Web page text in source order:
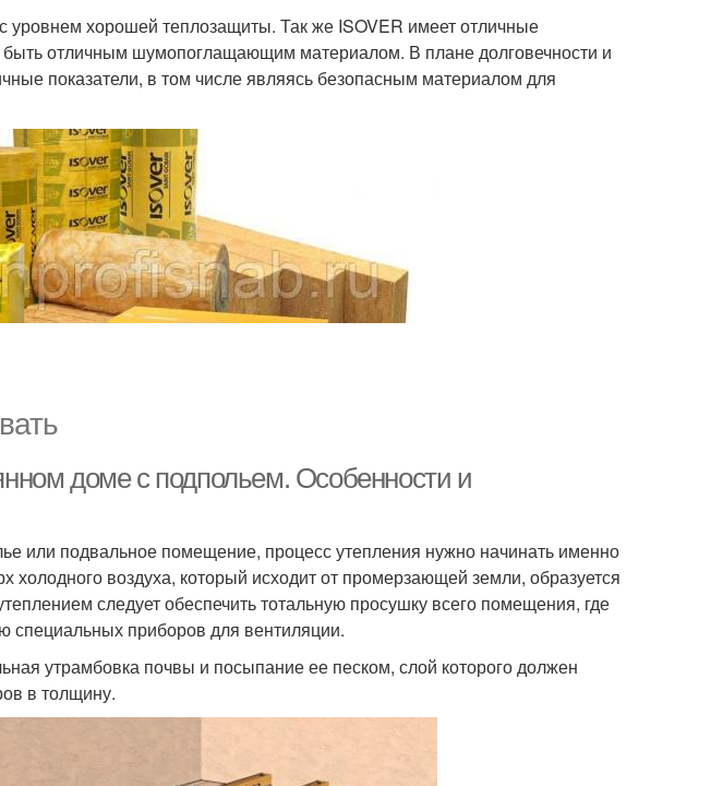
хорошей теплозащиты. Так же ISOVER имеет отличные
отличным шумопоглащающим материалом. В плане долговечности и
показатели, в том числе являясь безопасным материалом для
доме с подпольем. Особенности и
или подвальное помещение, процесс утепления нужно начинать именно
холодного воздуха, который исходит от промерзающей земли, образуется
следует обеспечить тотальную просушку всего помещения, где
специальных приборов для вентиляции.
утрамбовка почвы и посыпание ее песком, слой которого должен
в толщину.